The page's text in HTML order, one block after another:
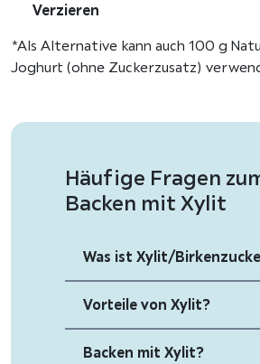
Verzieren
*Als Alternative kann auch 100 g
Joghurt (ohne Zuckerzusatz)
Häufige Fragen
Backen mit Xylit
Was ist Xylit/
Vorteile von Xylit?
Backen mit Xylit?